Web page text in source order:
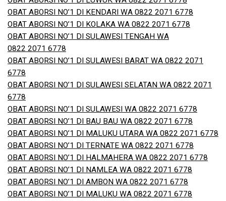
OBAT ABORSI NO’1 DI KENDARI WA 0822 2071 6778
OBAT ABORSI NO’1 DI KOLAKA WA 0822 2071 6778
OBAT ABORSI NO’1 DI SULAWESI TENGAH WA
0822 2071 6778
OBAT ABORSI NO’1 DI SULAWESI BARAT WA 0822 2071
6778
OBAT ABORSI NO’1 DI SULAWESI SELATAN WA 0822 2071
6778
OBAT ABORSI NO’1 DI SULAWESI WA 0822 2071 6778
OBAT ABORSI NO’1 DI BAU BAU WA 0822 2071 6778
OBAT ABORSI NO’1 DI MALUKU UTARA WA 0822 2071 6778
OBAT ABORSI NO’1 DI TERNATE WA 0822 2071 6778
OBAT ABORSI NO’1 DI HALMAHERA WA 0822 2071 6778
OBAT ABORSI NO’1 DI NAMLEA WA 0822 2071 6778
OBAT ABORSI NO’1 DI AMBON WA 0822 2071 6778
OBAT ABORSI NO’1 DI MALUKU WA 0822 2071 6778